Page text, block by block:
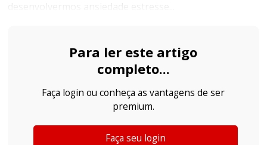
Para ler este artigo
completo...
Faça login ou conheça as vantagens de ser
premium.
Faça seu login